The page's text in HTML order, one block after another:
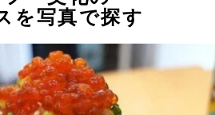
を写真で探す